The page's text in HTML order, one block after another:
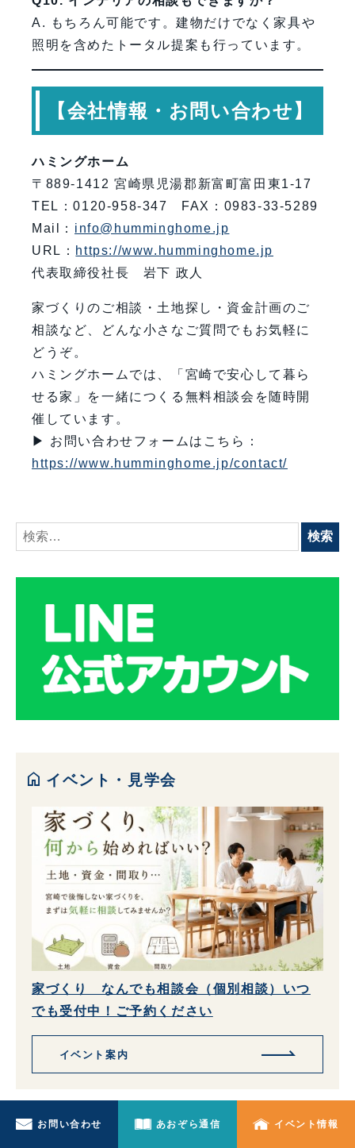
A. もちろん可能です。建物だけでなく家具や
照明を含めたトータル提案も行っています。
【会社情報・お問い合わせ】
ハミングホーム
〒889-1412 宮崎県児湯郡新富町富田東1-17
TEL：0120-958-347 FAX：0983-33-5289
Mail： info@humminghome.jp
URL： https://www.humminghome.jp
代表取締役社長 岩下 政人
家づくりのご相談・土地探し・資金計画のご
相談など、どんな小さなご質問でもお気軽に
どうぞ。
ハミングホームでは、「宮崎で安心して暮ら
せる家」を一緒につくる無料相談会を随時開
催しています。
▶ お問い合わせフォームはこちら：
https://www.humminghome.jp/contact/
検
索:
home イベント・見学会
家づくり なんでも相談会（個別相談）いつ
でも受付中！ご予約ください
イベント案内
local_fire_department人気のコラム
お問い合わせ あおぞら通信 イベント情報